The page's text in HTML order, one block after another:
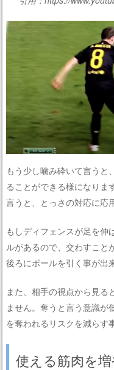
もう少し噛み砕いて言うと
ることができる様になりま
言うと、とっさの対応に応
もしディフェンスが足を伸
ルがあるので、交わすこと
後ろにボールを引く事が出
また、相手の視点から見る
ません。奪うと言う意識が
を奪われるリスクを減らす
使える筋肉を